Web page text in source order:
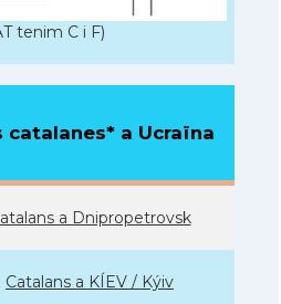
tenim C i F)
catalanes* a Ucraïna
a Dnipropetrovsk
Catalans a KÍEV / Kýiv